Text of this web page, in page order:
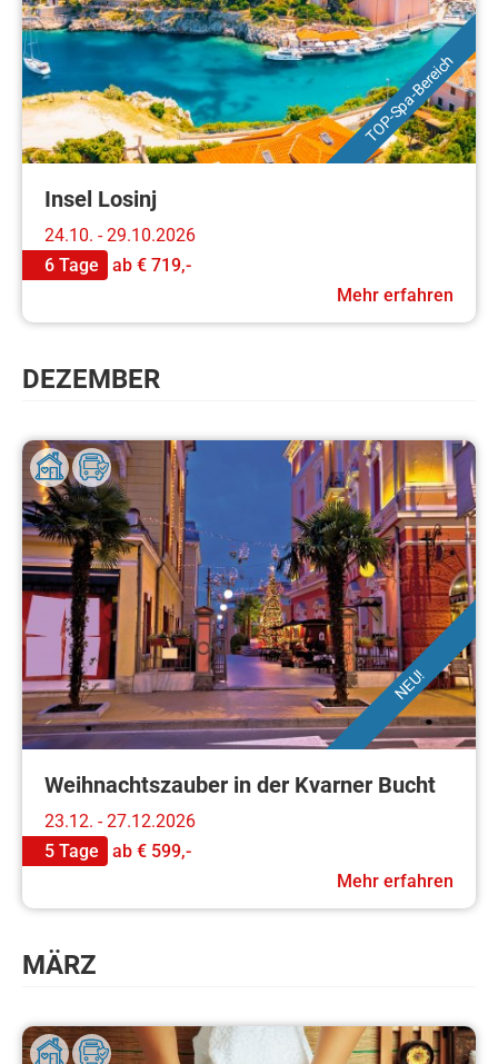
TOP-Spa-Bereich
Insel Losinj
24.10. - 29.10.2026
6 Tage
ab € 719,-
Mehr erfahren
DEZEMBER
NEU!
Weihnachtszauber in der Kvarner Bucht
23.12. - 27.12.2026
5 Tage
ab € 599,-
Mehr erfahren
MÄRZ